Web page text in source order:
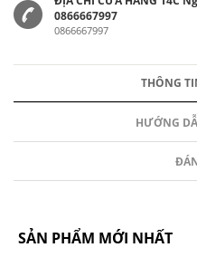
0866667997
0866667997
THÔNG
HƯỚNG
SẢN PHẨM MỚI NHẤT